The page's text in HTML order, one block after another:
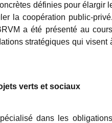
définies pour élargir
la coopération public-
a été présenté au
stratégiques qui visent
verts et sociaux
dans les